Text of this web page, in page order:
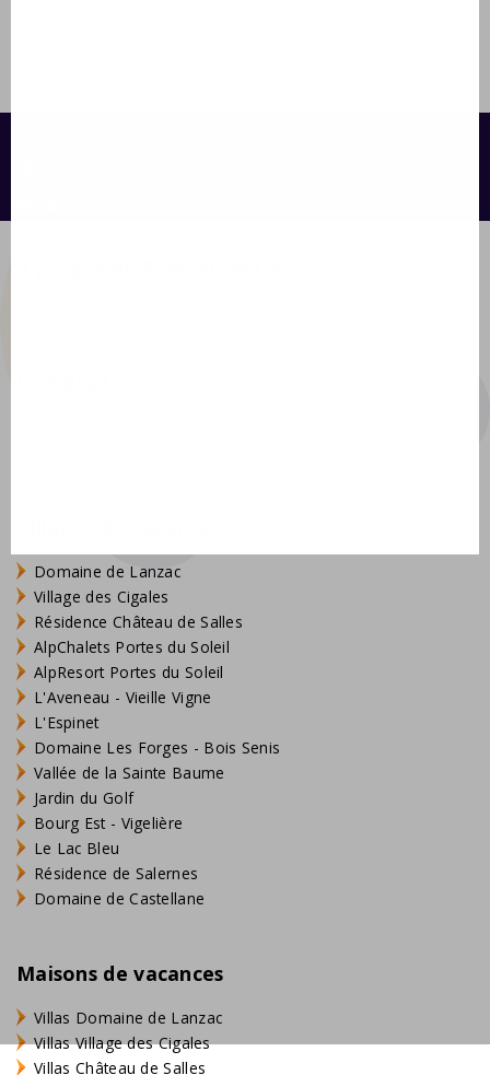
Domaine de Lanzac
Village des Cigales
Résidence Château de Salles
AlpChalets Portes du Soleil
AlpResort Portes du Soleil
L'Aveneau - Vieille Vigne
L'Espinet
Domaine Les Forges - Bois Senis
Vallée de la Sainte Baume
Jardin du Golf
Bourg Est - Vigelière
Le Lac Bleu
Résidence de Salernes
Domaine de Castellane
Maisons de vacances
Villas Domaine de Lanzac
Villas Village des Cigales
Villas Château de Salles